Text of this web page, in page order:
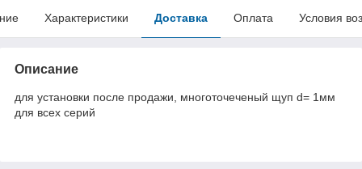
Характеристики Доставка Оплата Условия
Описание
для установки после продажи, многоточеченый щуп d= 1мм
для всех серий